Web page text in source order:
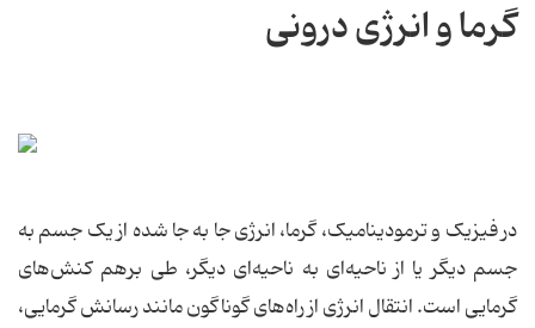
گرما و انرژی درونی
در فیزیک و ترمودینامیک، گرما، انرژی جا به جا شده از یک جسم به
جسم دیگر یا از ناحیه‌ای به ناحیه‌ای دیگر، طی برهم‌ کنش‌های
گرمایی است. انتقال انرژی از راه‌های گوناگون مانند رسانش گرمایی،